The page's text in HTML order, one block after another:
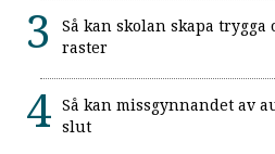
Så kan skolan skapa
raster
Så kan missgynnandet av
slut